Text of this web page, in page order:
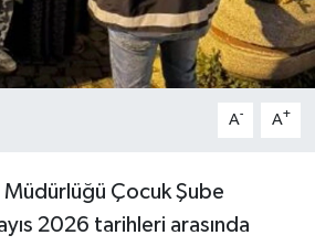
A- A+
Müdürlüğü Çocuk Şube
2026 tarihleri arasında